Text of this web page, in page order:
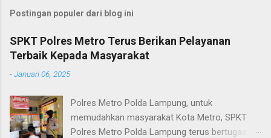
Postingan populer dari blog ini
SPKT Polres Metro Terus Berikan Pelayanan
Terbaik Kepada Masyarakat
-Januari 06, 2025
Polres Metro Polda Lampung, untuk
memudahkan masyarakat Kota Metro, SPKT
Polres Metro Polda Lampung terus bertugas